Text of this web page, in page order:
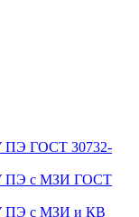
ПЭ ГОСТ 30732-
ПЭ с МЗИ ГОСТ
ПЭ с МЗИ и КВ